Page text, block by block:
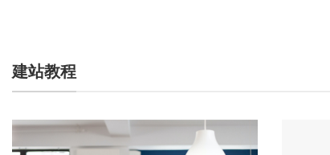
建站教程